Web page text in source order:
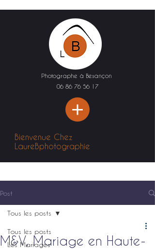
Photographe à Besançon
06 86 76 56 17
Bienvenue Chez
LaureBphotographie
Post
Tous les posts
Les Mariages
Tous les posts
M&V, Mariage en Haute-